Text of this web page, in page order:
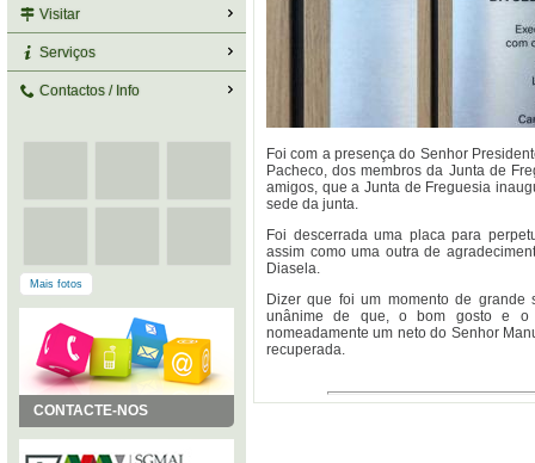
Visitar
Serviços
Contactos / Info
Mais fotos
CONTACTE-NOS
Foi com a presença do Senhor
Pacheco, dos membros da Junta de
amigos, que a Junta de Freguesia
sede da junta.
Foi descerrada uma placa para
assim como uma outra de
Diasela.
Dizer que foi um momento de
unânime de que, o bom gosto e o
nomeadamente um neto do Senhor
recuperada.